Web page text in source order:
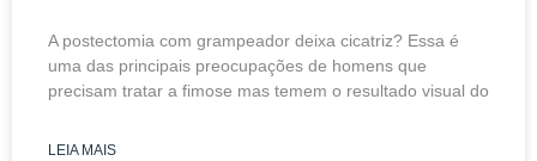
A postectomia com grampeador deixa cicatriz? Essa é
uma das principais preocupações de homens que
precisam tratar a fimose mas temem o resultado visual do
LEIA MAIS